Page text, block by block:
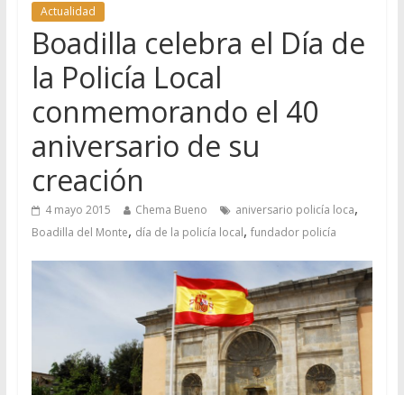
Actualidad
Boadilla celebra el Día de
la Policía Local
conmemorando el 40
aniversario de su
creación
4 mayo 2015 Chema Bueno aniversario policía loca,
Boadilla del Monte, día de la policía local, fundador policía